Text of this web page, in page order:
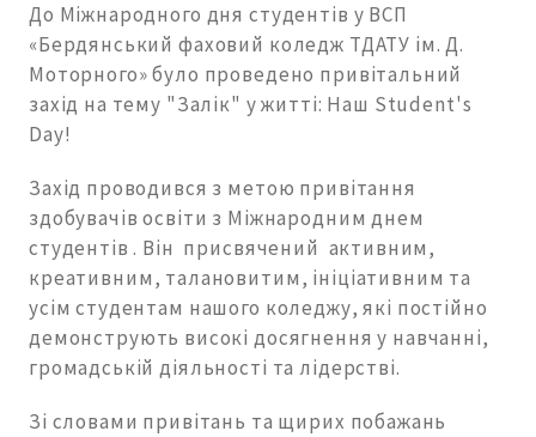
До Міжнародного дня студентів у ВСП
«Бердянський фаховий коледж ТДАТУ ім. Д.
Моторного» було проведено привітальний
захід на тему "Залік" у житті: Наш Student's
Day!
Захід проводився з метою привітання
здобувачів освіти з Міжнародним днем
студентів . Він присвячений активним,
креативним, талановитим, ініціативним та
усім студентам нашого коледжу, які постійно
демонструють високі досягнення у навчанні,
громадській діяльності та лідерстві.
Зі словами привітань та щирих побажань